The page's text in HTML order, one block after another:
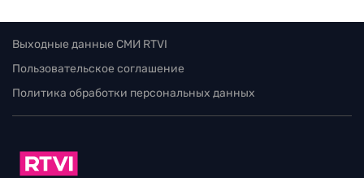
Выходные данные СМИ RTVI
Пользовательское соглашение
Политика обработки персональных данных